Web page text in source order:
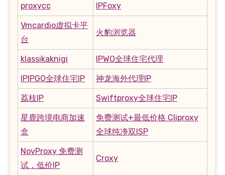
proxycc IPFoxy
Vmcardio虚拟卡平
台
火豹浏览器
klassikaknigi IPWO全球住宅代理
IPIPGO全球住宅IP 神龙海外代理IP
荔枝IP Swiftproxy全球住宅IP
星鹿跨境电商加速
盒
免费测试+最低价格 Cliproxy
全球纯净双ISP
NovProxy 免费测
试，低价IP
Croxy